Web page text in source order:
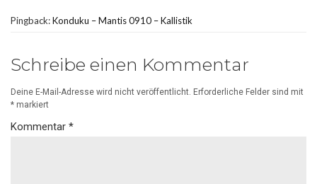
Pingback:Konduku – Mantis 0910 – Kallistik
Schreibe einen Kommentar
Deine E-Mail-Adresse wird nicht veröffentlicht. Erforderliche Felder sind mit
* markiert
Kommentar *